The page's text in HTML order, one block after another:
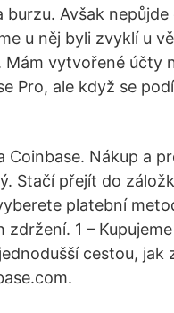
Avšak
u něj byli zvyklí u
vytvořené účty
Pro, ale když se
Nákup a
Stačí přejít do
platební
1 –
cestou, jak